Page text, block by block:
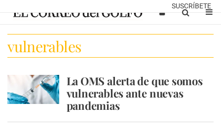
SUSCRÍBETE
vulnerables
La OMS alerta de que somos
vulnerables ante nuevas
pandemias